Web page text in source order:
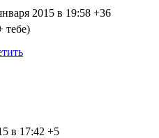
2015 в 19:58 +36
тебе)
в 17:42 +5